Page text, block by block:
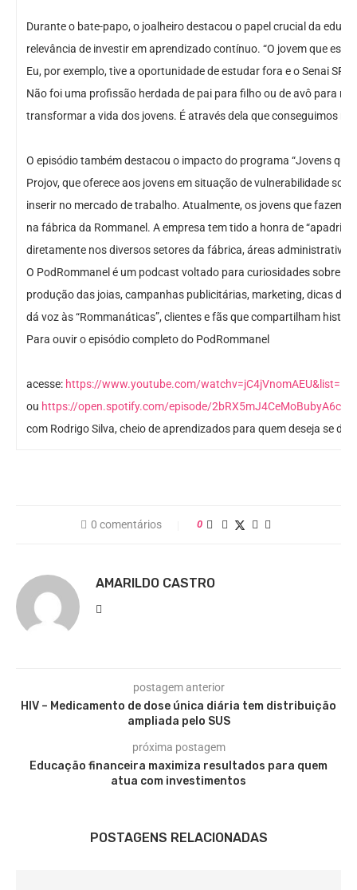
Durante o bate-papo, o joalheiro destacou o papel crucial da
relevância de investir em aprendizado contínuo. “O jovem que
Eu, por exemplo, tive a oportunidade de estudar fora e o Senai
Não foi uma profissão herdada de pai para filho ou de avô para
transformar a vida dos jovens. É através dela que conseguimos
O episódio também destacou o impacto do programa “Jovens que
Projov, que oferece aos jovens em situação de vulnerabilidade
inserir no mercado de trabalho. Atualmente, os jovens que fazem
na fábrica da Rommanel. A empresa tem tido a honra de
diretamente nos diversos setores da fábrica, áreas administrativa
O PodRommanel é um podcast voltado para curiosidades sobre
produção das joias, campanhas publicitárias, marketing, dicas de
dá voz às “Rommanáticas”, clientes e fãs que compartilham
Para ouvir o episódio completo do PodRommanel
acesse: https://www.youtube.com/
ou https://open.spotify.com/episode/2bRX5mJ4CeMoBubyA6cajz
com Rodrigo Silva, cheio de aprendizados para quem deseja se
0 comentários 0
AMARILDO CASTRO
postagem anterior
HIV – Medicamento de dose única diária tem distribuição
ampliada pelo SUS
próxima postagem
Educação financeira maximiza resultados para quem
atua com investimentos
POSTAGENS RELACIONADAS